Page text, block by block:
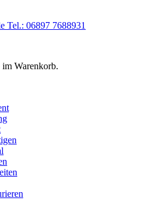
Tel.: 06897 7688931
Warenkorb.